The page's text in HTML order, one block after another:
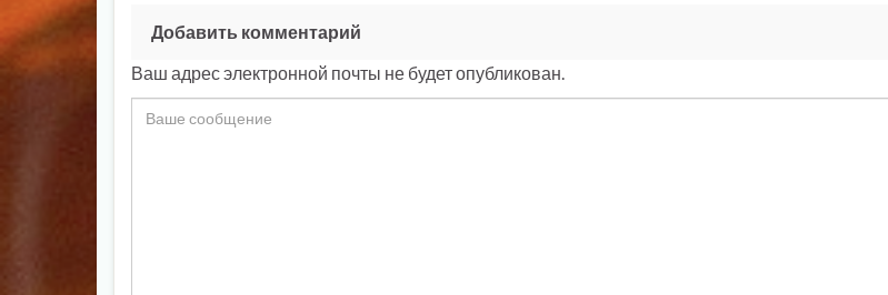
Добавить комментарий
Ваш адрес электронной почты не будет опубликован.